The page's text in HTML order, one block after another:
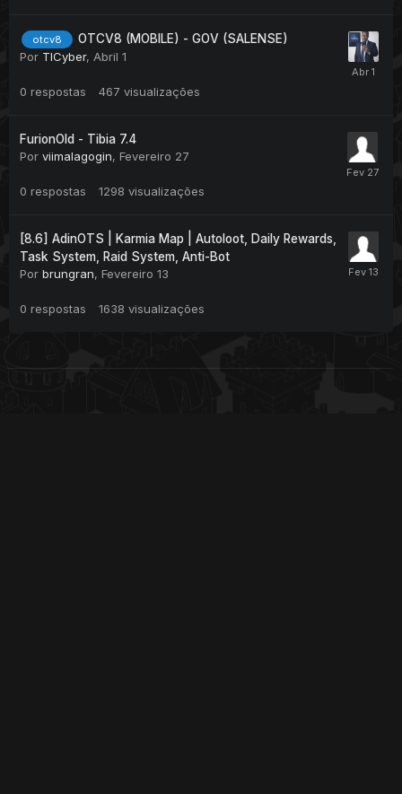
otcv8
OTCV8 (MOBILE) - GOV (SALENSE)
Por TICyber, Abril 1
0 respostas 467 visualizações
FurionOld - Tibia 7.4
Por viimalagogin, Fevereiro 27
0 respostas 1298 visualizações
[8.6] AdinOTS | Karmia Map | Autoloot, Daily Rewards,
Task System, Raid System, Anti-Bot
Por brungran, Fevereiro 13
0 respostas 1638 visualizações